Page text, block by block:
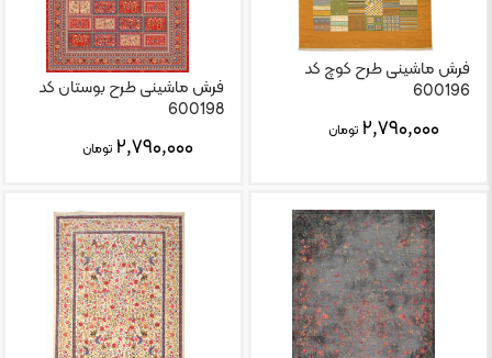
فرش ماشینی طرح کوچ کد
600196
۲,۷۹۰,۰۰۰ تومان
فرش ماشینی طرح بوستان کد
600198
۲,۷۹۰,۰۰۰ تومان